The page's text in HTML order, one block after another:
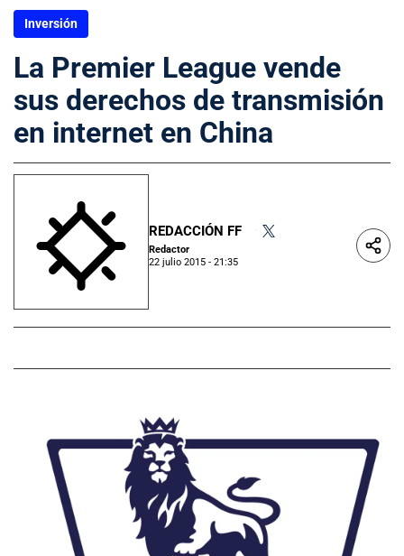
Inversión
La Premier League vende
sus derechos de transmisión
en internet en China
REDACCIÓN FF
Redactor
22 julio 2015 - 21:35